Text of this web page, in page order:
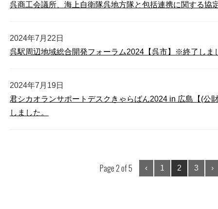
呉商工会議所、海上自衛隊呉地方隊と包括連携に関する協
2024年7月22日
呉駅周辺地域総合開発フォーラム2024【呉市】※終了しま
2024年7月19日
君シカオランサポートデスクきゃらばん2024 in 広島【(公
しました。
Page 2 of 5 ‹ 1 2 3 ›